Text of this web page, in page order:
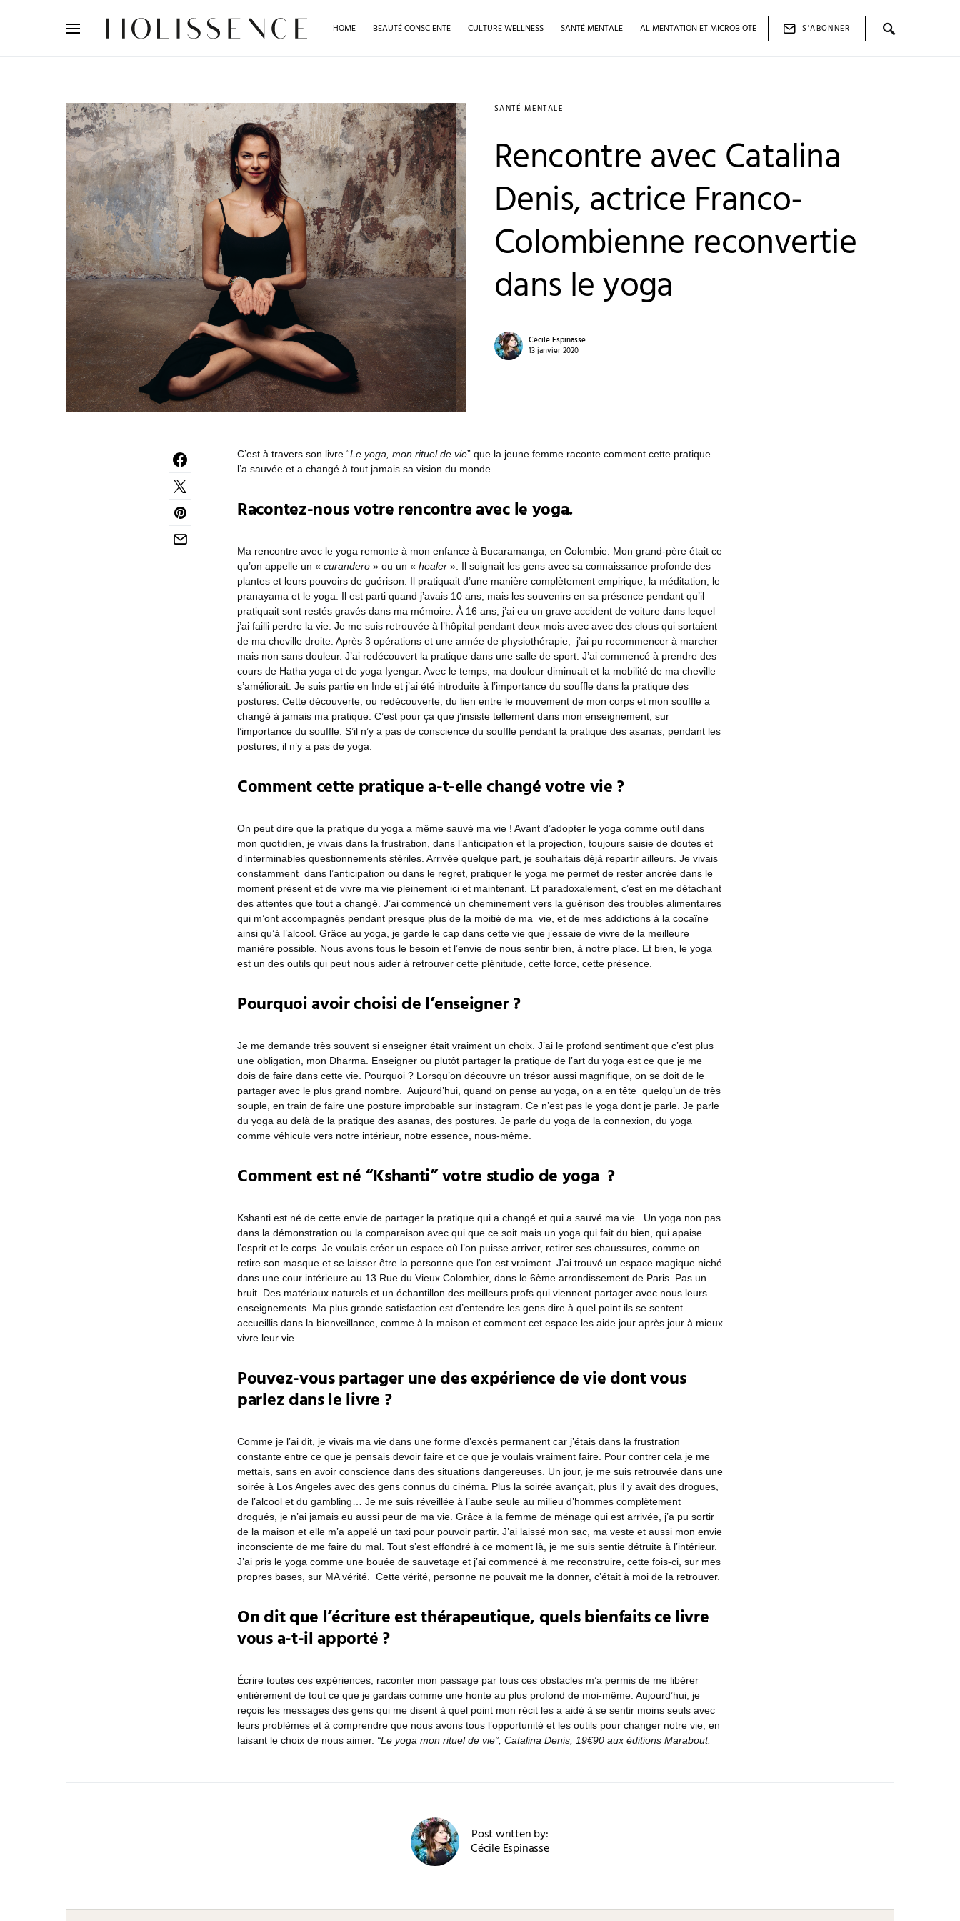
HOME BEAUTÉ CONSCIENTE CULTURE WELLNESS SANTÉ MENTALE ALIMENTATION ET MICROBIOTE
S'ABONNER
SANTÉ MENTALE
Rencontre avec Catalina
Denis, actrice Franco-
Colombienne reconvertie
dans le yoga
Cécile Espinasse
13 janvier 2020
C’est à travers son livre “Le yoga, mon rituel de vie” que la jeune femme raconte comment cette pratique
l’a sauvée et a changé à tout jamais sa vision du monde.
Racontez-nous votre rencontre avec le yoga.
Ma rencontre avec le yoga remonte à mon enfance à Bucaramanga, en Colombie. Mon grand-père était ce
qu’on appelle un « curandero » ou un « healer ». Il soignait les gens avec sa connaissance profonde des
plantes et leurs pouvoirs de guérison. Il pratiquait d’une manière complètement empirique, la méditation, le
pranayama et le yoga. Il est parti quand j’avais 10 ans, mais les souvenirs en sa présence pendant qu’il
pratiquait sont restés gravés dans ma mémoire. À 16 ans, j’ai eu un grave accident de voiture dans lequel
j’ai failli perdre la vie. Je me suis retrouvée à l’hôpital pendant deux mois avec avec des clous qui sortaient
de ma cheville droite. Après 3 opérations et une année de physiothérapie, j’ai pu recommencer à marcher
mais non sans douleur. J’ai redécouvert la pratique dans une salle de sport. J’ai commencé à prendre des
cours de Hatha yoga et de yoga Iyengar. Avec le temps, ma douleur diminuait et la mobilité de ma cheville
s’améliorait. Je suis partie en Inde et j’ai été introduite à l’importance du souffle dans la pratique des
postures. Cette découverte, ou redécouverte, du lien entre le mouvement de mon corps et mon souffle a
changé à jamais ma pratique. C’est pour ça que j’insiste tellement dans mon enseignement, sur
l’importance du souffle. S’il n’y a pas de conscience du souffle pendant la pratique des asanas, pendant les
postures, il n’y a pas de yoga.
Comment cette pratique a-t-elle changé votre vie ?
On peut dire que la pratique du yoga a même sauvé ma vie ! Avant d’adopter le yoga comme outil dans
mon quotidien, je vivais dans la frustration, dans l’anticipation et la projection, toujours saisie de doutes et
d’interminables questionnements stériles. Arrivée quelque part, je souhaitais déjà repartir ailleurs. Je vivais
constamment dans l’anticipation ou dans le regret, pratiquer le yoga me permet de rester ancrée dans le
moment présent et de vivre ma vie pleinement ici et maintenant. Et paradoxalement, c’est en me détachant
des attentes que tout a changé. J’ai commencé un cheminement vers la guérison des troubles alimentaires
qui m’ont accompagnés pendant presque plus de la moitié de ma vie, et de mes addictions à la cocaïne
ainsi qu’à l’alcool. Grâce au yoga, je garde le cap dans cette vie que j’essaie de vivre de la meilleure
manière possible. Nous avons tous le besoin et l’envie de nous sentir bien, à notre place. Et bien, le yoga
est un des outils qui peut nous aider à retrouver cette plénitude, cette force, cette présence.
Pourquoi avoir choisi de l’enseigner ?
Je me demande très souvent si enseigner était vraiment un choix. J’ai le profond sentiment que c’est plus
une obligation, mon Dharma. Enseigner ou plutôt partager la pratique de l’art du yoga est ce que je me
dois de faire dans cette vie. Pourquoi ? Lorsqu’on découvre un trésor aussi magnifique, on se doit de le
partager avec le plus grand nombre.
Aujourd’hui, quand on pense au yoga, on a en tête quelqu’un de très
souple, en train de faire une posture improbable sur instagram. Ce n’est pas le yoga dont je parle. Je parle
du yoga au delà de la pratique des asanas, des postures. Je parle du yoga de la connexion, du yoga
comme véhicule vers notre intérieur, notre essence, nous-même.
Comment est né “Kshanti” votre studio de yoga ?
Kshanti est né de cette envie de partager la pratique qui a changé et qui a sauvé ma vie. Un yoga non pas
dans la démonstration ou la comparaison avec qui que ce soit mais un yoga qui fait du bien, qui apaise
l’esprit et le corps. Je voulais créer un espace où l’on puisse arriver, retirer ses chaussures, comme on
retire son masque et se laisser être la personne que l’on est vraiment. J’ai trouvé un espace magique niché
dans une cour intérieure au 13 Rue du Vieux Colombier, dans le 6ème arrondissement de Paris. Pas un
bruit. Des matériaux naturels et un échantillon des meilleurs profs qui viennent partager avec nous leurs
enseignements. Ma plus grande satisfaction est d’entendre les gens dire à quel point ils se sentent
accueillis dans la bienveillance, comme à la maison et comment cet espace les aide jour après jour à mieux
vivre leur vie.
Pouvez-vous partager une des expérience de vie dont vous
parlez dans le livre ?
Comme je l’ai dit, je vivais ma vie dans une forme d’excès permanent car j’étais dans la frustration
constante entre ce que je pensais devoir faire et ce que je voulais vraiment faire. Pour contrer cela je me
mettais, sans en avoir conscience dans des situations dangereuses. Un jour, je me suis retrouvée dans une
soirée à Los Angeles avec des gens connus du cinéma. Plus la soirée avançait, plus il y avait des drogues,
de l’alcool et du gambling… Je me suis réveillée à l’aube seule au milieu d’hommes complètement
drogués, je n’ai jamais eu aussi peur de ma vie. Grâce à la femme de ménage qui est arrivée, j’a pu sortir
de la maison et elle m’a appelé un taxi pour pouvoir partir. J’ai laissé mon sac, ma veste et aussi mon envie
inconsciente de me faire du mal. Tout s’est effondré à ce moment là, je me suis sentie détruite à l’intérieur.
J’ai pris le yoga comme une bouée de sauvetage et j’ai commencé à me reconstruire, cette fois-ci, sur mes
propres bases, sur MA vérité. Cette vérité, personne ne pouvait me la donner, c’était à moi de la retrouver.
On dit que l’écriture est thérapeutique, quels bienfaits ce livre
vous a-t-il apporté ?
Écrire toutes ces expériences, raconter mon passage par tous ces obstacles m’a permis de me libérer
entièrement de tout ce que je gardais comme une honte au plus profond de moi-même. Aujourd’hui, je
reçois les messages des gens qui me disent à quel point mon récit les a aidé à se sentir moins seuls avec
leurs problèmes et à comprendre que nous avons tous l’opportunité et les outils pour changer notre vie, en
faisant le choix de nous aimer. “Le yoga mon rituel de vie”, Catalina Denis, 19€90 aux éditions Marabout.
Post written by:
Cécile Espinasse